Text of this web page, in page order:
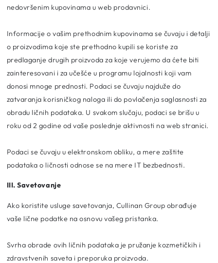
nedovršenim kupovinama u web prodavnici.
Informacije o vašim prethodnim kupovinama se čuvaju i detalji
o proizvodima koje ste prethodno kupili se koriste za
predlaganje drugih proizvoda za koje verujemo da ćete biti
zainteresovani i za učešće u programu lojalnosti koji vam
donosi mnoge prednosti. Podaci se čuvaju najduže do
zatvaranja korisničkog naloga ili do povlačenja saglasnosti za
obradu ličnih podataka. U svakom slučaju, podaci se brišu u
roku od 2 godine od vaše poslednje aktivnosti na web stranici.
Podaci se čuvaju u elektronskom obliku, a mere zaštite
podataka o ličnosti odnose se na mere IT bezbednosti.
III. Savetovanje
Ako koristite usluge savetovanja, Cullinan Group obrađuje
vaše lične podatke na osnovu vašeg pristanka.
Svrha obrade ovih ličnih podataka je pružanje kozmetičkih i
zdravstvenih saveta i preporuka proizvoda.